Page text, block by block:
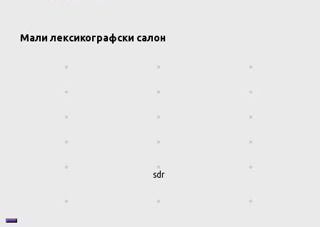
Мали лексикографски салон
sdr